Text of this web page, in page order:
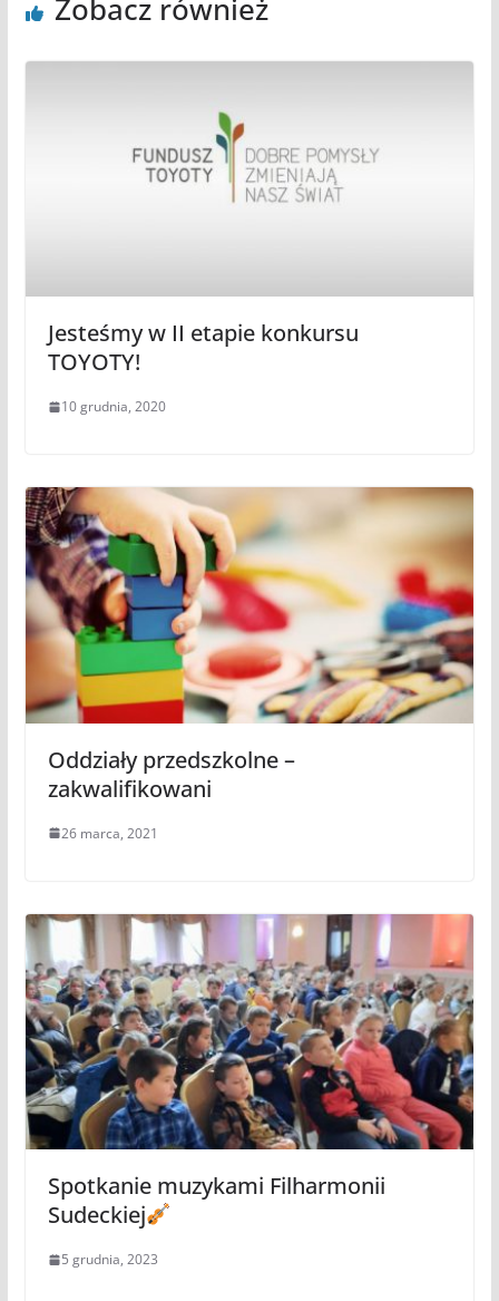
Zobacz również
Jesteśmy w II etapie konkursu
TOYOTY!
10 grudnia, 2020
Oddziały przedszkolne –
zakwalifikowani
26 marca, 2021
Spotkanie muzykami Filharmonii
Sudeckiej
5 grudnia, 2023